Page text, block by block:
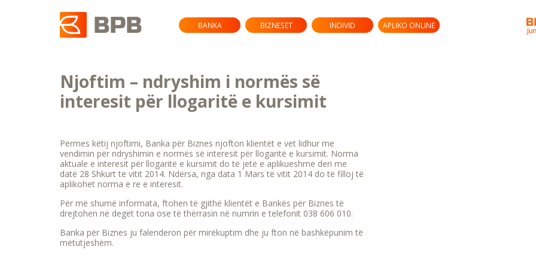
BANKA BIZNESET INDIVID APLIKO ONLINE
Njoftim – ndryshim i normës së
interesit për llogaritë e kursimit
Përmes këtij njoftimi, Banka për Biznes njofton klientët e vet lidhur me
vendimin për ndryshimin e normës së interesit për llogaritë e kursimit. Norma
aktuale e interesit për llogaritë e kursimit do të jetë e aplikueshme deri me
datë 28 Shkurt te vitit 2014. Ndërsa, nga data 1 Mars të vitit 2014 do të filloj të
aplikohet norma e re e interesit.
Për më shumë informata, ftohen të gjithë klientët e Bankës për Biznes të
drejtohen në degët tona ose të thërrasin në numrin e telefonit 038 606 010.
Banka për Biznes ju falenderon për mirëkuptim dhe ju fton në bashkëpunim të
mëtutjeshëm.